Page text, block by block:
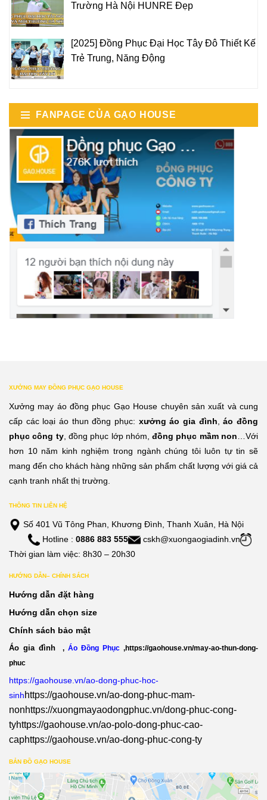
Trường Hà Nội HUNRE Đẹp
[2025] Đồng Phục Đại Học Tây Đô Thiết Kế
Trẻ Trung, Năng Động
FANPAGE CỦA GẠO HOUSE
XƯỞNG MAY ĐỒNG PHỤC GẠO HOUSE
Xưởng may áo đồng phục Gạo House chuyên sản xuất và cung
cấp các loại áo thun đồng phục: xưởng áo gia đình ,áo đồng
phục công ty, đồng phục lớp nhóm,đồng phục mầm non …Với
hơn 10 năm kinh nghiệm trong ngành chúng tôi luôn tự tin sẽ
mang đến cho khách hàng những sản phẩm chất lượng với giá cả
cạnh tranh nhất thị trường.
THÔNG TIN LIÊN HỆ
Số 401 Vũ Tông Phan, Khương Đình, Thanh Xuân, Hà Nội
Hotline : 0886 883 555
cskh@xuongaogiadinh.vn
Thời gian làm việc: 8h30 – 20h30
HƯỚNG DẪN– CHÍNH SÁCH
Hướng dẫn đặt hàng
Hướng dẫn chọn size
Chính sách bảo mật
Áo gia đình , Áo Đồng Phục ,https://gaohouse.vn/may-ao-thun-dong-
phuc
https://gaohouse.vn/ao-dong-phuc-hoc-
sinhhttps://gaohouse.vn/ao-dong-phuc-mam-
nonhttps://xuongmayaodongphuc.vn/dong-phuc-cong-
tyhttps://gaohouse.vn/ao-polo-dong-phuc-cao-
caphttps://gaohouse.vn/ao-dong-phuc-cong-ty
BẢN ĐỒ GẠO HOUSE